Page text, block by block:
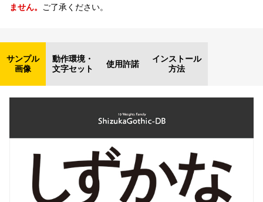
ません。 ご了承ください。
サンプル
画像
動作環境・
文字セット
使用許諾
インストール
方法